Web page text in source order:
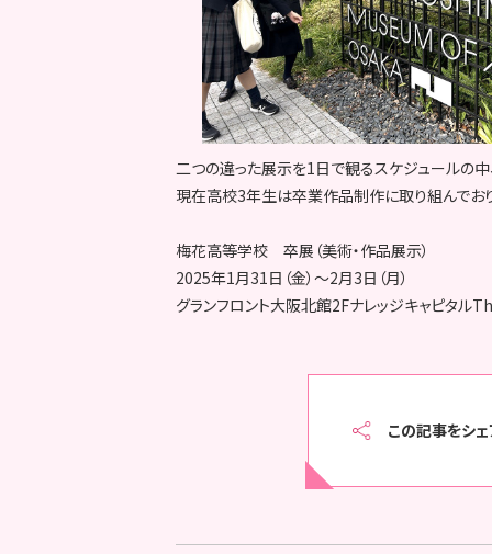
二つの違った展示を1日で観るスケジュールの
現在高校3年生は卒業作品制作に取り組んでお
梅花高等学校 卒展（美術・作品展示）
2025年1月31日（金）～2月3日（月）
グランフロント大阪北館2Fナレッジキャピタ
この記事をシ